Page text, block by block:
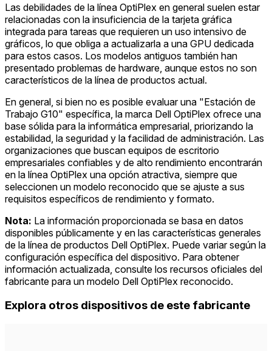
Las debilidades de la línea OptiPlex en general suelen estar
relacionadas con la insuficiencia de la tarjeta gráfica
integrada para tareas que requieren un uso intensivo de
gráficos, lo que obliga a actualizarla a una GPU dedicada
para estos casos. Los modelos antiguos también han
presentado problemas de hardware, aunque estos no son
característicos de la línea de productos actual.
En general, si bien no es posible evaluar una "Estación de
Trabajo G10" específica, la marca Dell OptiPlex ofrece una
base sólida para la informática empresarial, priorizando la
estabilidad, la seguridad y la facilidad de administración. Las
organizaciones que buscan equipos de escritorio
empresariales confiables y de alto rendimiento encontrarán
en la línea OptiPlex una opción atractiva, siempre que
seleccionen un modelo reconocido que se ajuste a sus
requisitos específicos de rendimiento y formato.
Nota: La información proporcionada se basa en datos
disponibles públicamente y en las características generales
de la línea de productos Dell OptiPlex. Puede variar según la
configuración específica del dispositivo. Para obtener
información actualizada, consulte los recursos oficiales del
fabricante para un modelo Dell OptiPlex reconocido.
Explora otros dispositivos de este fabricante